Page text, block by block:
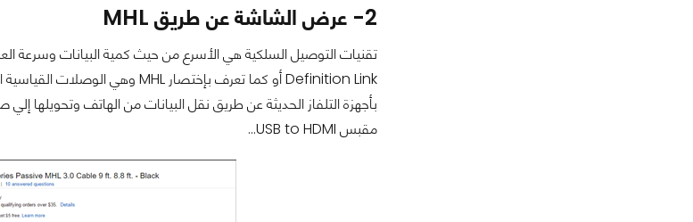
2- عرض الشاشة عن طريق MHL
بأجهزة التلفاز الحديثة عن طريق نقل البيانات من الهاتف وتحويلها
مقبس USB to HDMI...